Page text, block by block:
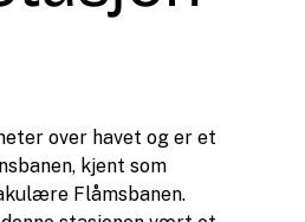
over havet og er et
kjent som
Flåmsbanen.